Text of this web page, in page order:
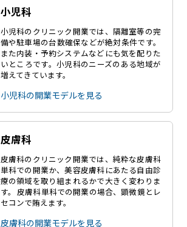
小児科
小児科のクリニック開業では、隔離室等の完
備や駐車場の台数確保などが絶対条件です。
また内装・予約システムなどにも気を配りた
いところです。小児科のニーズのある地域が
増えてきています。
小児科の開業モデルを見る
皮膚科
皮膚科のクリニック開業では、純粋な皮膚科
単科での開業か、美容皮膚科にあたる自由診
療の領域を取り組まれるかで大きく変わりま
す。 皮膚科単科での開業の場合、顕微鏡とレ
セコンで賄えます。
皮膚科の開業モデルを見る